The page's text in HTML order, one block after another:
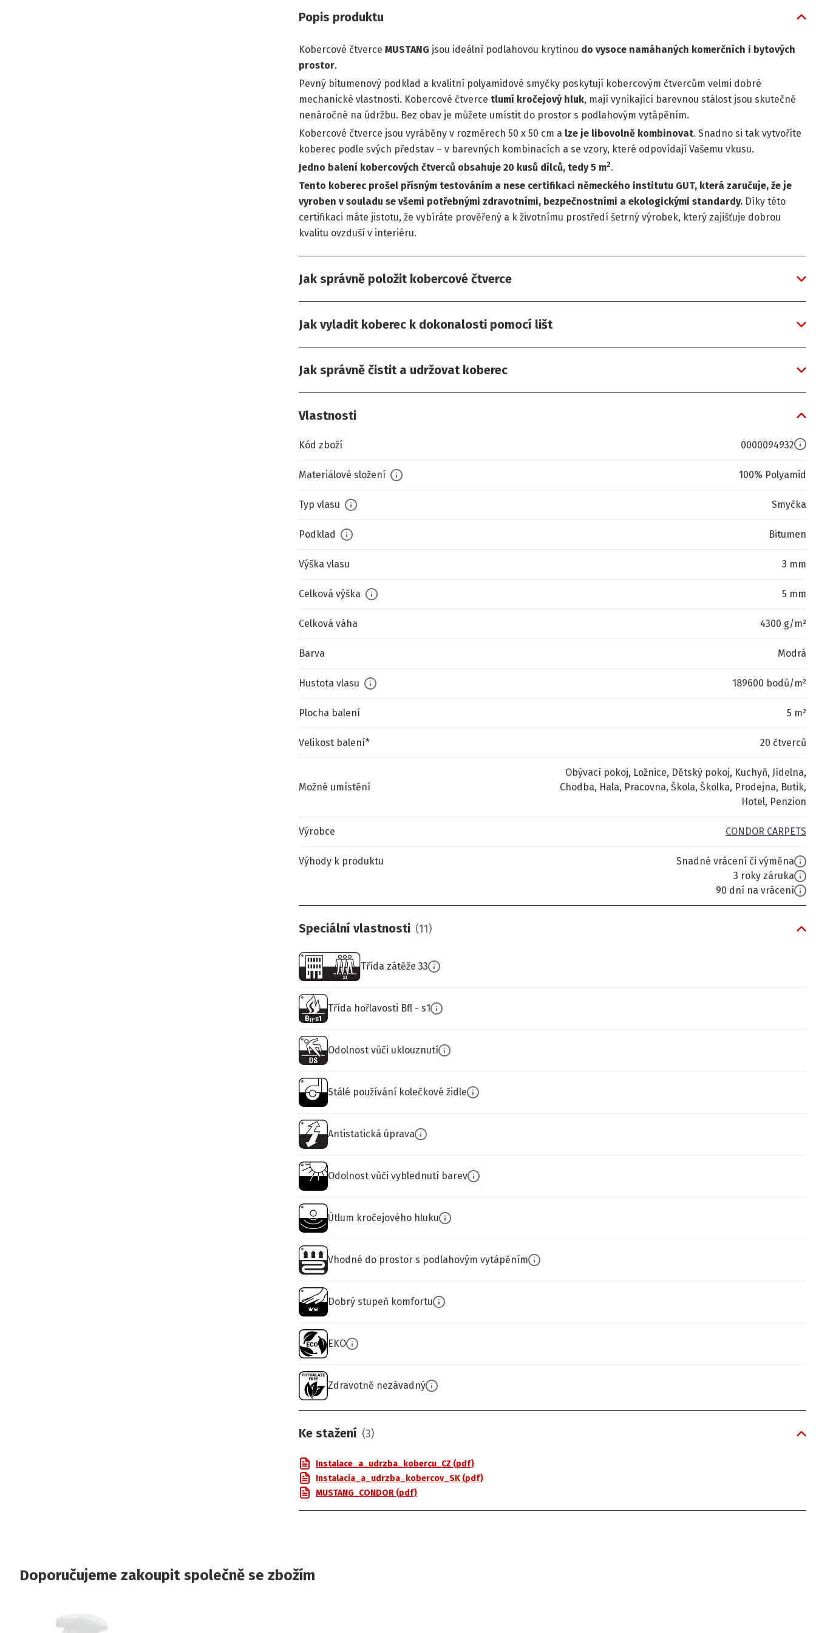
Popis produktu
Kobercové čtverce MUSTANG jsou ideální podlahovou krytinou do vysoce namáhaných komerčních i bytových
prostor.
Pevný bitumenový podklad a kvalitní polyamidové smyčky poskytují kobercovým čtvercům velmi dobré
mechanické vlastnosti. Kobercové čtverce tlumí kročejový hluk, mají vynikající barevnou stálost jsou skutečně
nenáročné na údržbu. Bez obav je můžete umístit do prostor s podlahovým vytápěním.
Kobercové čtverce jsou vyráběny v rozměrech 50 x 50 cm a lze je libovolně kombinovat. Snadno si tak vytvoříte
koberec podle svých představ – v barevných kombinacích a se vzory, které odpovídají Vašemu vkusu.
Jedno balení kobercových čtverců obsahuje 20 kusů dílců, tedy 5 m2.
Tento koberec prošel přísným testováním a nese certifikaci německého institutu GUT, která zaručuje, že je
vyroben v souladu se všemi potřebnými zdravotními, bezpečnostními a ekologickými standardy. Díky této
certifikaci máte jistotu, že vybíráte prověřený a k životnímu prostředí šetrný výrobek, který zajišťuje dobrou
kvalitu ovzduší v interiéru.
Jak správně položit kobercové čtverce
Jak vyladit koberec k dokonalosti pomocí lišt
Jak správně čistit a udržovat koberec
Vlastnosti
Kód zboží 0000094932
Materiálové složení 100% Polyamid
Typ vlasu Smyčka
Podklad Bitumen
Výška vlasu 3 mm
Celková výška 5 mm
Celková váha 4300 g/m²
Barva Modrá
Hustota vlasu 189600 bodů/m²
Plocha balení 5 m²
Velikost balení* 20 čtverců
Možné umístění
Obývací pokoj, Ložnice, Dětský pokoj, Kuchyň, Jídelna,
Chodba, Hala, Pracovna, Škola, Školka, Prodejna, Butik,
Hotel, Penzion
Výrobce CONDOR CARPETS
Výhody k produktu
Snadné vrácení či výměna
3 roky záruka
90 dní na vrácení
Speciální vlastnosti (11)
Třída zátěže 33
Třída hořlavosti Bfl - s1
Odolnost vůči uklouznutí
Stálé používání kolečkové židle
Antistatická úprava
Odolnost vůči vyblednutí barev
Útlum kročejového hluku
Vhodné do prostor s podlahovým vytápěním
Dobrý stupeň komfortu
EKO
Zdravotně nezávadný
Ke stažení (3)
Instalace_a_udrzba_kobercu_CZ (pdf)
Instalacia_a_udrzba_kobercov_SK (pdf)
MUSTANG_CONDOR (pdf)
Doporučujeme zakoupit společně se zbožím